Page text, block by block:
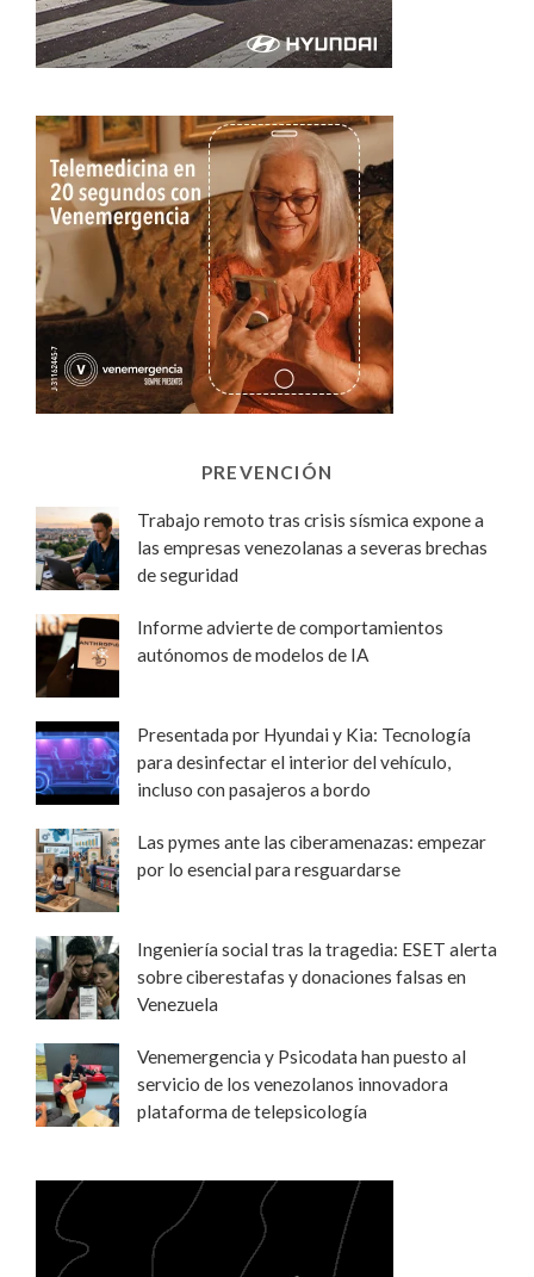
PREVENCIÓN
Trabajo remoto tras crisis sísmica expone a
las empresas venezolanas a severas brechas
de seguridad
Informe advierte de comportamientos
autónomos de modelos de IA
Presentada por Hyundai y Kia: Tecnología
para desinfectar el interior del vehículo,
incluso con pasajeros a bordo
Las pymes ante las ciberamenazas: empezar
por lo esencial para resguardarse
Ingeniería social tras la tragedia: ESET alerta
sobre ciberestafas y donaciones falsas en
Venezuela
Venemergencia y Psicodata han puesto al
servicio de los venezolanos innovadora
plataforma de telepsicología